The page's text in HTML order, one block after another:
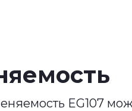
EG107